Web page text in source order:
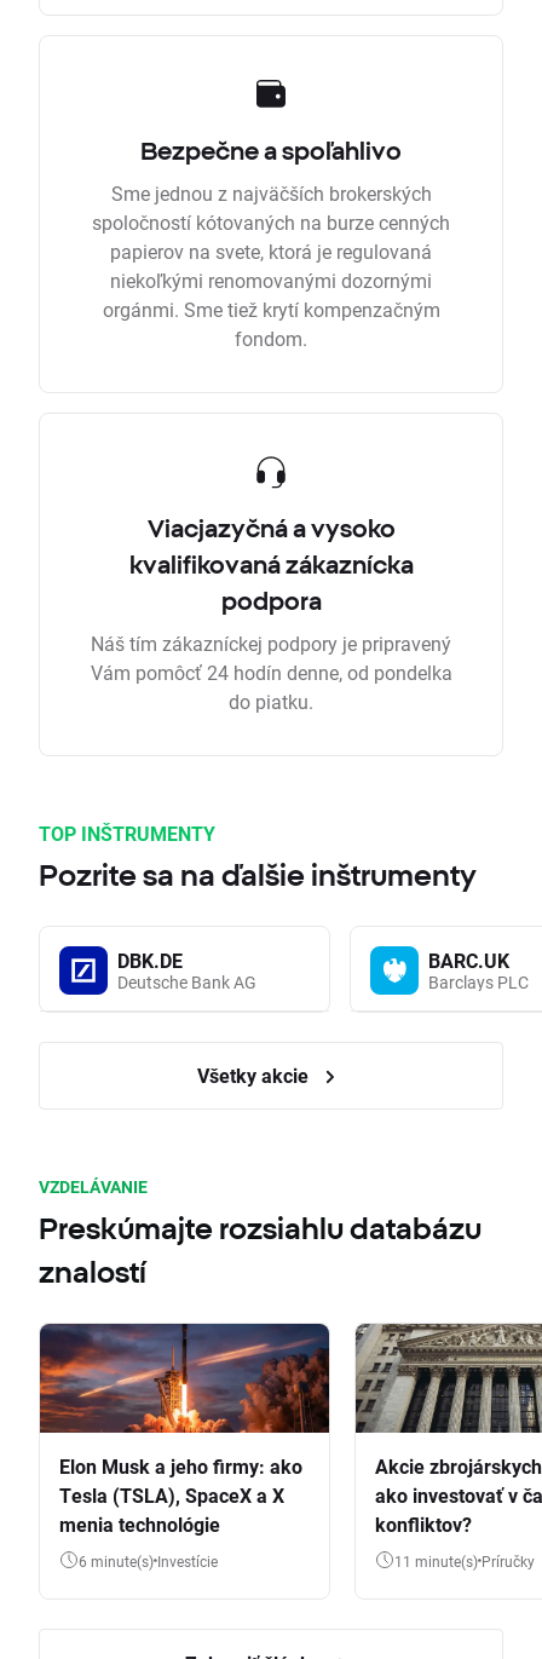
Bezpečne a spoľahlivo
Sme jednou z najväčších brokerských
spoločností kótovaných na burze cenných
papierov na svete, ktorá je regulovaná
niekoľkými renomovanými dozornými
orgánmi. Sme tiež krytí kompenzačným
fondom.
Viacjazyčná a vysoko
kvalifikovaná zákaznícka
podpora
Náš tím zákazníckej podpory je pripravený
Vám pomôcť 24 hodín denne, od pondelka
do piatku.
TOP INŠTRUMENTY
Pozrite sa na ďalšie inštrumenty
DBK.DE
Deutsche Bank AG
BARC.UK
Barclays PLC
Všetky akcie
VZDELÁVANIE
Preskúmajte rozsiahlu databázu
znalostí
Elon Musk a jeho firmy: ako
Tesla (TSLA), SpaceX a X
menia technológie
6 minute(s) Investície
Akcie
ako investovať v
konfliktov?
11 minute(s) Príručky